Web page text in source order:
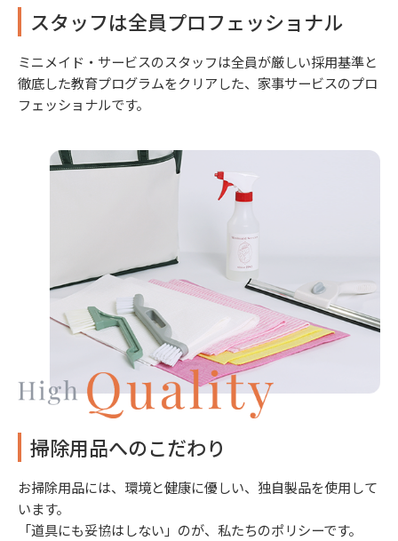
スタッフは全員プロフェッショナル
ミニメイド・サービスのスタッフは全員が厳しい採用基準と
徹底した教育プログラムをクリアした、家事サービスのプロ
フェッショナルです。
掃除用品へのこだわり
お掃除用品には、環境と健康に優しい、独自製品を使用して
います。
「道具にも妥協はしない」のが、私たちのポリシーです。